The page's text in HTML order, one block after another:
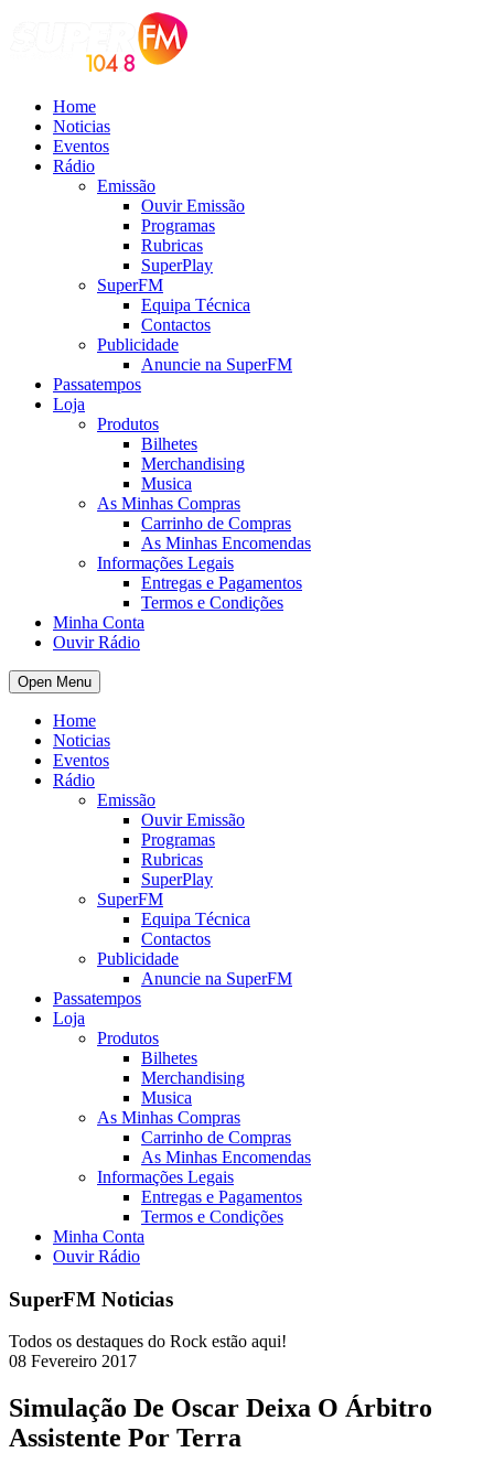
Home
Noticias
Eventos
Rádio
Emissão
Ouvir Emissão
Programas
Rubricas
SuperPlay
SuperFM
Equipa Técnica
Contactos
Publicidade
Anuncie na SuperFM
Passatempos
Loja
Produtos
Bilhetes
Merchandising
Musica
As Minhas Compras
Carrinho de Compras
As Minhas Encomendas
Informações Legais
Entregas e Pagamentos
Termos e Condições
Minha Conta
Ouvir Rádio
Open Menu
Home
Noticias
Eventos
Rádio
Emissão
Ouvir Emissão
Programas
Rubricas
SuperPlay
SuperFM
Equipa Técnica
Contactos
Publicidade
Anuncie na SuperFM
Passatempos
Loja
Produtos
Bilhetes
Merchandising
Musica
As Minhas Compras
Carrinho de Compras
As Minhas Encomendas
Informações Legais
Entregas e Pagamentos
Termos e Condições
Minha Conta
Ouvir Rádio
SuperFM Noticias
Todos os destaques do Rock estão aqui!
08 Fevereiro 2017
Simulação De Oscar Deixa O Árbitro
Assistente Por Terra